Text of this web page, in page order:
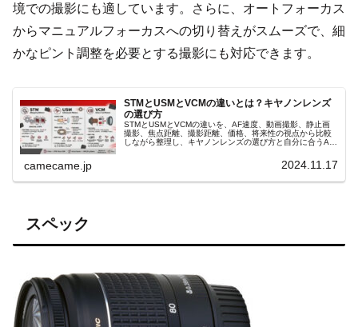
境での撮影にも適しています。さらに、オートフォーカス
からマニュアルフォーカスへの切り替えがスムーズで、細
かなピント調整を必要とする撮影にも対応できます。
STMとUSMとVCMの違いとは？キヤノンレンズ
の選び方
STMとUSMとVCMの違いを、AF速度、動画撮影、静止画
撮影、焦点距離、撮影距離、価格、将来性の視点から比較
しながら整理し、キヤノンレンズの選び方と自分に合うAF
camecame.jp 2024.11.17
スペック